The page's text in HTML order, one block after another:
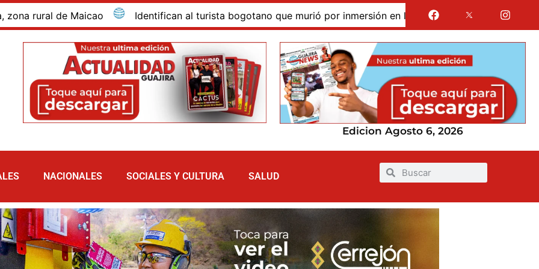
de Maicao Identifican al turista bogotano que murió por inmersión en las dunas de Taroa; su cuerpo
Edicion Agosto 6, 2026
NACIONALES SOCIALES Y CULTURA SALUD